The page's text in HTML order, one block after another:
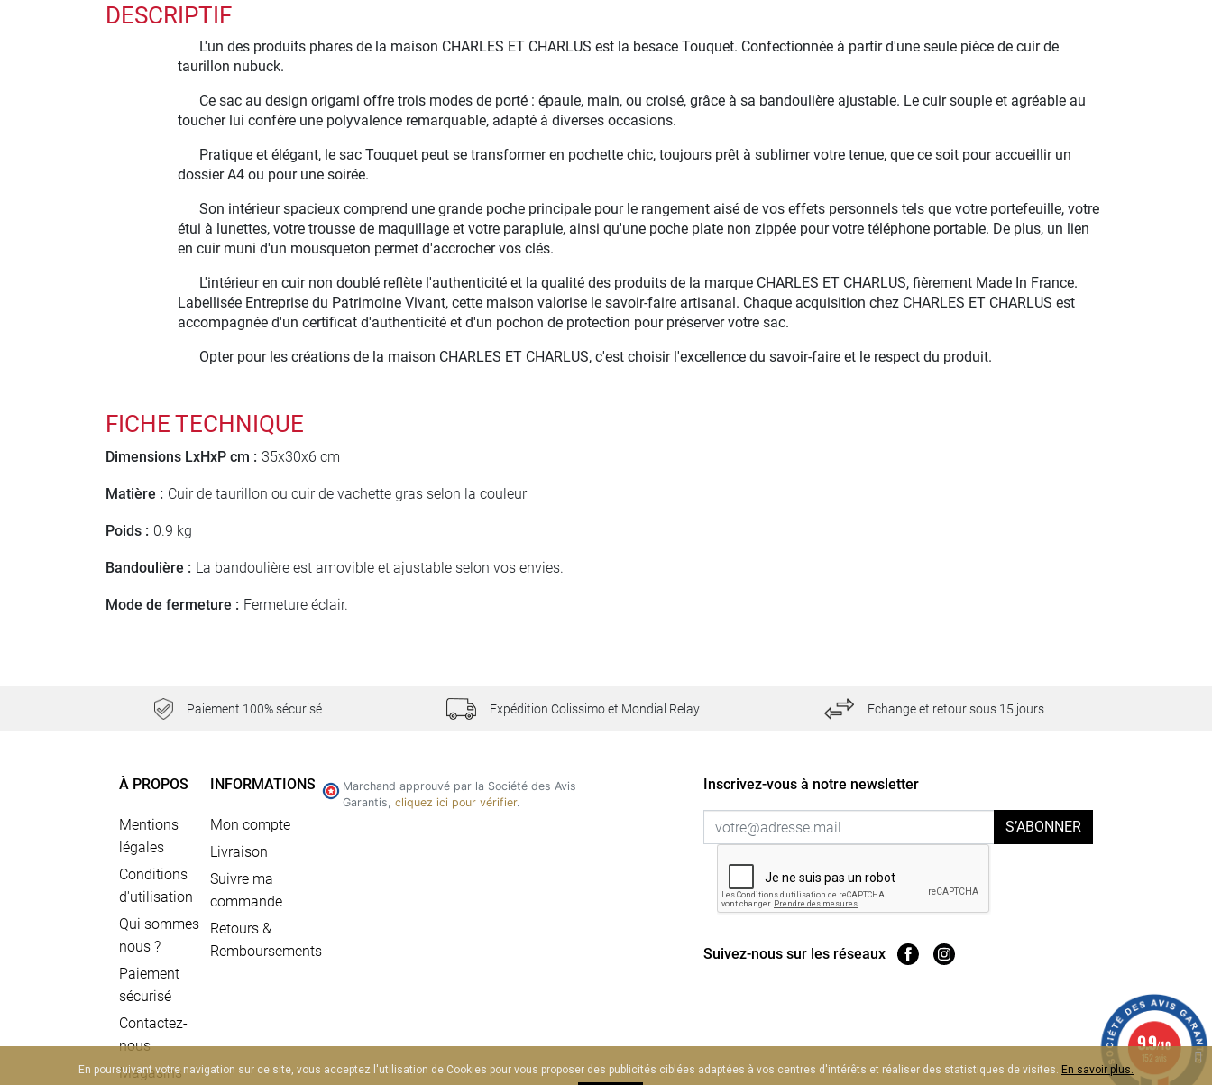
DESCRIPTIF
L'un des produits phares de la maison CHARLES ET CHARLUS est la besace Touquet. Confectionnée à partir d'une seule pièce de cuir de
taurillon nubuck.
Ce sac au design origami offre trois modes de porté : épaule, main, ou croisé, grâce à sa bandoulière ajustable. Le cuir souple et agréable au
toucher lui confère une polyvalence remarquable, adapté à diverses occasions.
Pratique et élégant, le sac Touquet peut se transformer en pochette chic, toujours prêt à sublimer votre tenue, que ce soit pour accueillir un
dossier A4 ou pour une soirée.
Son intérieur spacieux comprend une grande poche principale pour le rangement aisé de vos effets personnels tels que votre portefeuille, votre
étui à lunettes, votre trousse de maquillage et votre parapluie, ainsi qu'une poche plate non zippée pour votre téléphone portable. De plus, un lien
en cuir muni d'un mousqueton permet d'accrocher vos clés.
L'intérieur en cuir non doublé reflète l'authenticité et la qualité des produits de la marque CHARLES ET CHARLUS, fièrement Made In France.
Labellisée Entreprise du Patrimoine Vivant, cette maison valorise le savoir-faire artisanal. Chaque acquisition chez CHARLES ET CHARLUS est
accompagnée d'un certificat d'authenticité et d'un pochon de protection pour préserver votre sac.
Opter pour les créations de la maison CHARLES ET CHARLUS, c'est choisir l'excellence du savoir-faire et le respect du produit.
FICHE TECHNIQUE
Dimensions LxHxP cm : 35x30x6 cm
Matière : Cuir de taurillon ou cuir de vachette gras selon la couleur
Poids : 0.9 kg
Bandoulière : La bandoulière est amovible et ajustable selon vos envies.
Mode de fermeture : Fermeture éclair.
Paiement 100% sécurisé Expédition Colissimo et Mondial Relay Echange et retour sous 15 jours
À PROPOS
Mentions
légales
Conditions
d'utilisation
Qui sommes
nous ?
Paiement
sécurisé
Contactez-
nous
Magasins
INFORMATIONS
Mon compte
Livraison
Suivre ma
commande
Retours &
Remboursements
Marchand approuvé par la Société des Avis
Garantis, cliquez ici pour vérifier.
Inscrivez-vous à notre newsletter
S’ABONNER
Suivez-nous sur les réseaux
En poursuivant votre navigation sur ce site, vous acceptez l'utilisation de Cookies pour vous proposer des publicités ciblées adaptées à vos centres d'intérêts et réaliser des statistiques de visites. En savoir plus.
9.9/10
152 avis